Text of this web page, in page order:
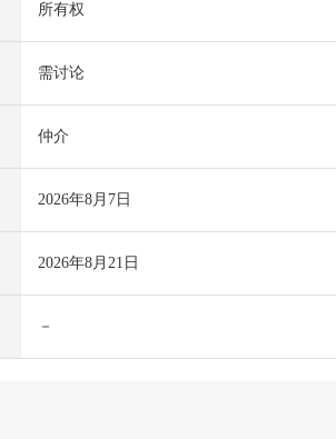
所有权
需讨论
仲介
2026年8月7日
2026年8月21日
－